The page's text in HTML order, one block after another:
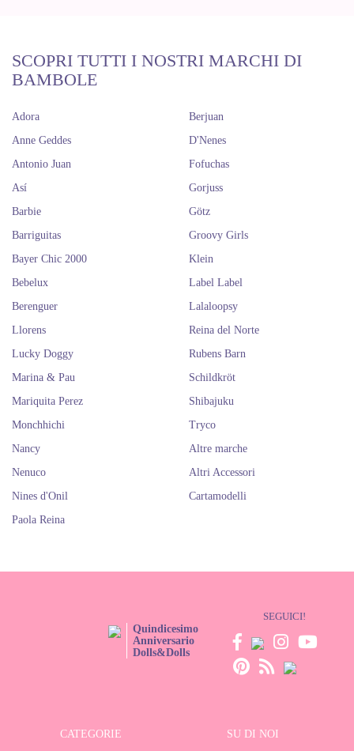
SCOPRI TUTTI I NOSTRI MARCHI DI
BAMBOLE
Adora
Anne Geddes
Antonio Juan
Así
Barbie
Barriguitas
Bayer Chic 2000
Bebelux
Berenguer
Berjuan
D'Nenes
Fofuchas
Gorjuss
Götz
Groovy Girls
Klein
Label Label
Lalaloopsy
Llorens
Lucky Doggy
Marina & Pau
Mariquita Perez
Monchhichi
Nancy
Nenuco
Nines d'Onil
Paola Reina
Reina del Norte
Rubens Barn
Schildkröt
Shibajuku
Tryco
Altre marche
Altri Accessori
Cartamodelli
Quindicesimo
Anniversario
Dolls&Dolls
SEGUICI!
CATEGORIE
SU DI NOI